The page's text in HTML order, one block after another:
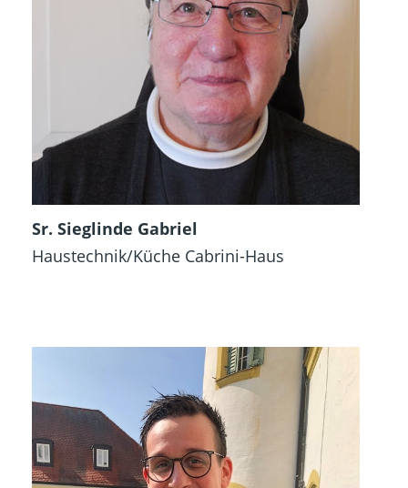
Sr. Sieglinde Gabriel
Haustechnik/Küche Cabrini-Haus